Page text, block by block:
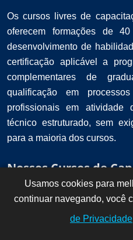
Os cursos livres de
oferecem formações de
desenvolvimento de
certificação aplicável a
complementares de
qualificação em
profissionais em atividade
técnico estruturado, sem
para a maioria dos cursos.
Nossos Cursos de
!
Dúvidas? Fale
conosco por
aqui!
Usamos cookies para
continuar navegando, você
de Privacidade